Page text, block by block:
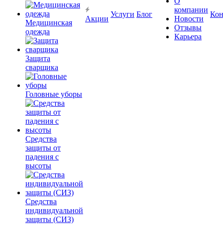
Медицинская
одежда
Защита
сварщика
Головные уборы
Средства
защиты от
падения с
высоты
Средства
индивидуальной
защиты (СИЗ)
Акции
Услуги Блог
компании
Новости
Отзывы
Карьера